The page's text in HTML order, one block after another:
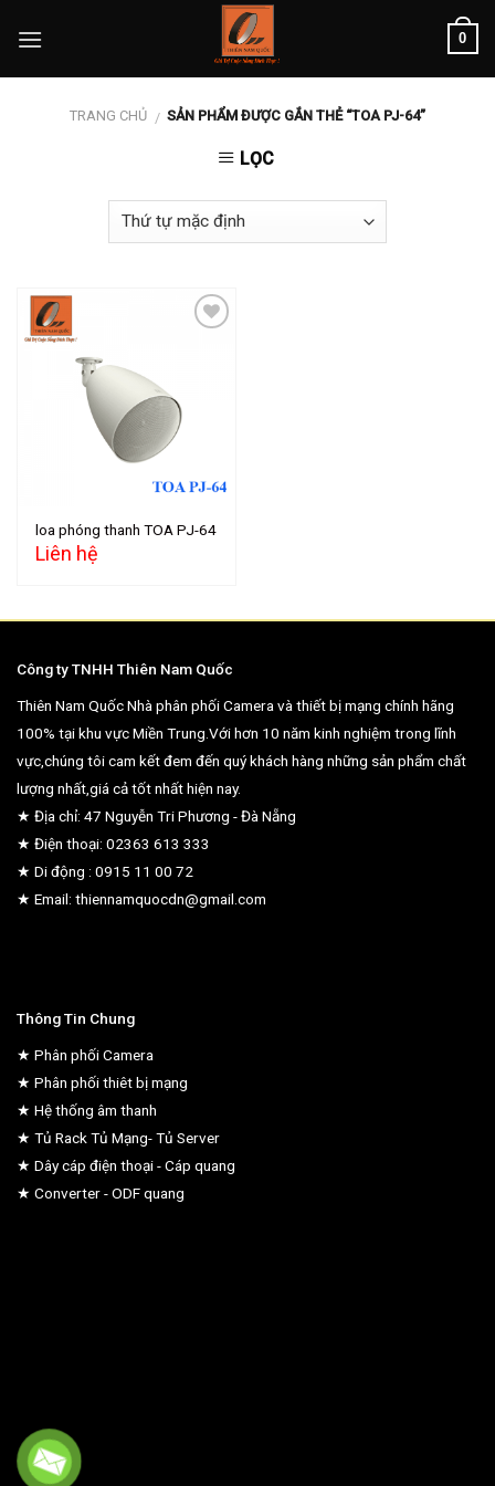
0
TRANG CHỦ / SẢN PHẨM ĐƯỢC GẮN THẺ “TOA PJ-64”
LỌC
loa phóng thanh TOA PJ-64
Liên hệ
Công ty TNHH Thiên Nam Quốc
Thiên Nam Quốc Nhà phân phối Camera và thiết bị mạng chính hãng
100% tại khu vực Miền Trung.Với hơn 10 năm kinh nghiệm trong lĩnh
vực,chúng tôi cam kết đem đến quý khách hàng những sản phẩm chất
lượng nhất,giá cả tốt nhất hiện nay.
★ Địa chỉ: 47 Nguyễn Tri Phương - Đà Nẵng
★ Điện thoại: 02363 613 333
★ Di động : 0915 11 00 72
★ Email: thiennamquocdn@gmail.com
Thông Tin Chung
★ Phân phối Camera
★ Phân phối thiêt bị mạng
★ Hệ thống âm thanh
★ Tủ Rack Tủ Mạng- Tủ Server
★ Dây cáp điện thoại - Cáp quang
★ Converter - ODF quang